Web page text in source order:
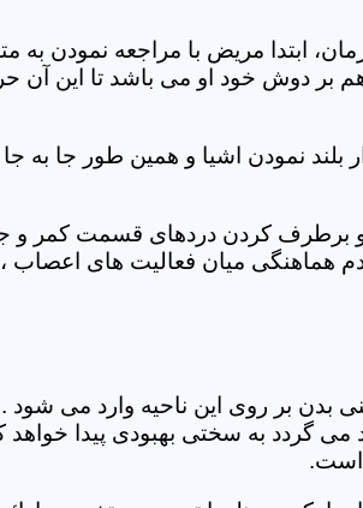
ابتدا مریض با مراجعه نمودن
بر دوش خود او می باشد تا این آن
نمودن اشیا و همین طور جا به
و برطرف کردن دردهای قسمت
هماهنگی میان فعالیت های اعصاب
بر روی این ناحیه وارد می شود
می گردد به سختی بهبودی پیدا
است.